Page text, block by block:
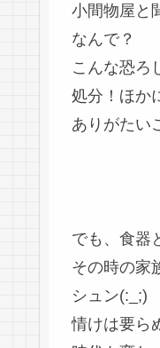
小間物屋と
なんで？
こんな恐ろ
処分！ほか
ありがたい
でも、食器
その時の家
シュン(:_;)
情けは要ら